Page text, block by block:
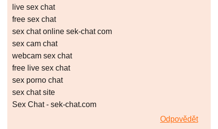
live sex chat
free sex chat
sex chat online sek-chat com
sex cam chat
webcam sex chat
free live sex chat
sex porno chat
sex chat site
Sex Chat - sek-chat.com
Odpovědět